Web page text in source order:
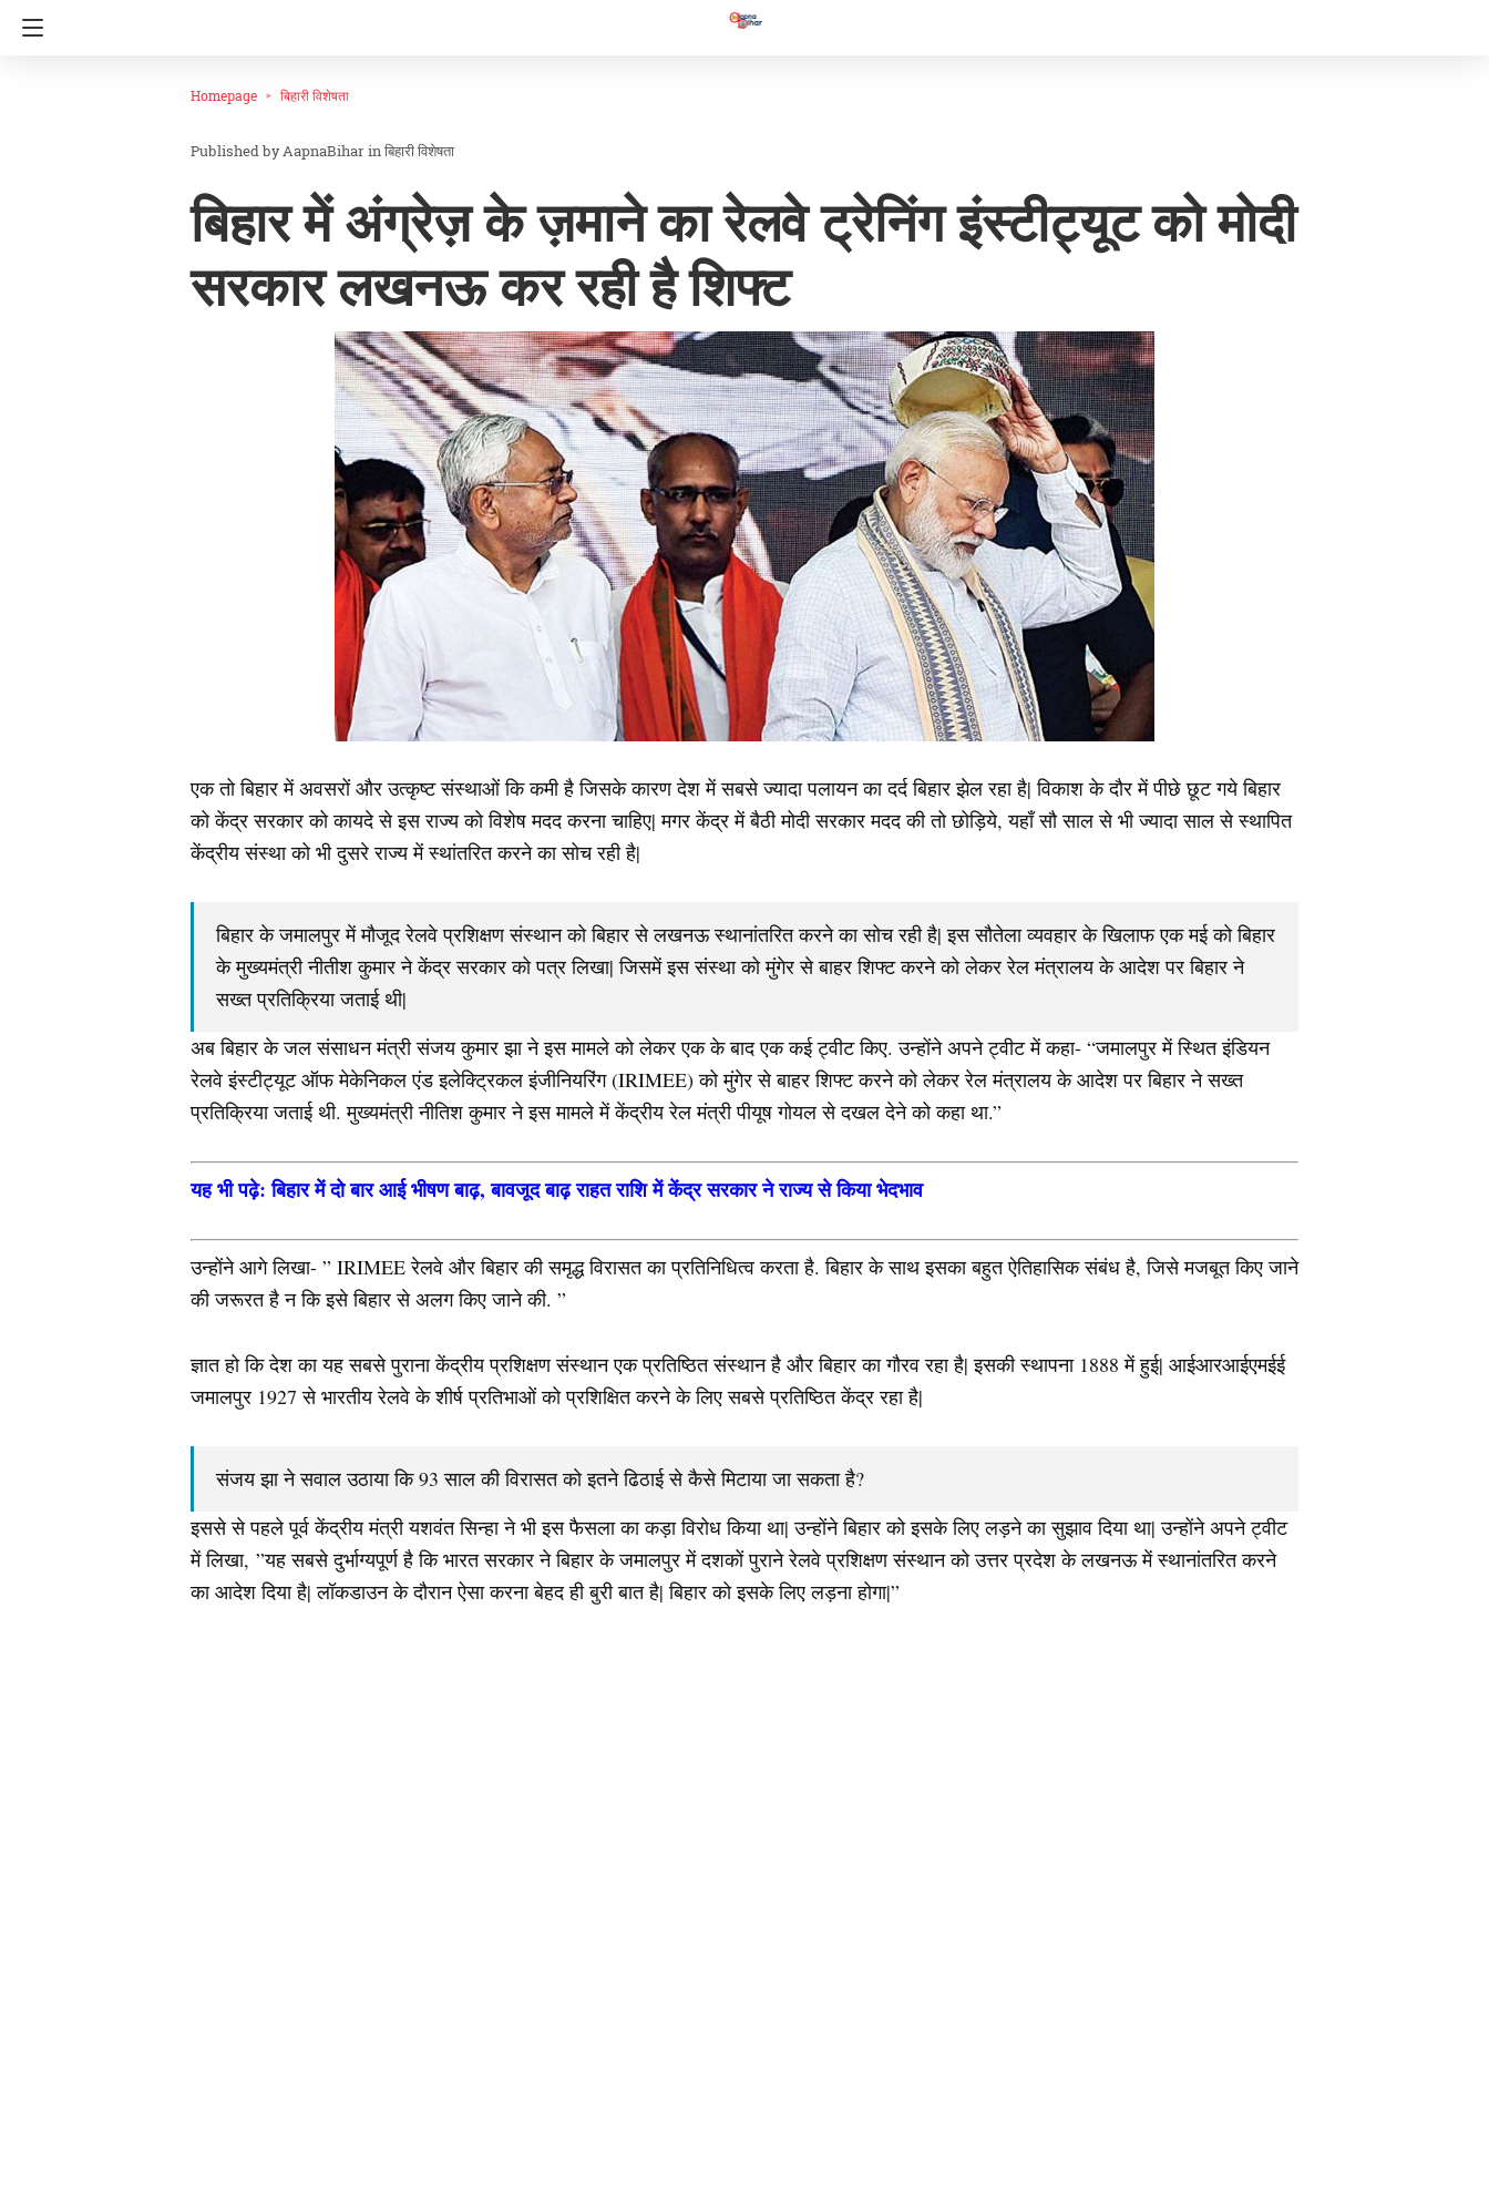
Homepage बिहारी विशेषता
AapnaBihar inबिहारी विशेषता
बिहार में अंग्रेज़ के ज़माने का रेलवे ट्रेनिंग इंस्टीट्यूट को मोदी
सरकार लखनऊ कर रही है शिफ्ट
एक तो बिहार में अवसरों और उत्कृष्ट संस्थाओं कि कमी है जिसके कारण देश में सबसे ज्यादा पलायन का दर्द बिहार झेल रहा है| विकाश के दौर में पीछे छूट गये बिहार
को केंद्र सरकार को कायदे से इस राज्य को विशेष मदद करना चाहिए| मगर केंद्र में बैठी मोदी सरकार मदद की तो छोड़िये, यहाँ सौ साल से भी ज्यादा साल से स्थापित
केंद्रीय संस्था को भी दुसरे राज्य में स्थांतरित करने का सोच रही है|
बिहार के जमालपुर में मौजूद रेलवे प्रशिक्षण संस्थान को बिहार से लखनऊ स्थानांतरित करने का सोच रही है| इस सौतेला व्यवहार के खिलाफ एक मई को बिहार
के मुख्यमंत्री नीतीश कुमार ने केंद्र सरकार को पत्र लिखा| जिसमें इस संस्था को मुंगेर से बाहर शिफ्ट करने को लेकर रेल मंत्रालय के आदेश पर बिहार ने
सख्त प्रतिक्रिया जताई थी|
अब बिहार के जल संसाधन मंत्री संजय कुमार झा ने इस मामले को लेकर एक के बाद एक कई ट्वीट किए. उन्होंने अपने ट्वीट में कहा- “जमालपुर में स्थित इंडियन
रेलवे इंस्टीट्यूट ऑफ मेकेनिकल एंड इलेक्ट्रिकल इंजीनियरिंग (IRIMEE) को मुंगेर से बाहर शिफ्ट करने को लेकर रेल मंत्रालय के आदेश पर बिहार ने सख्त
प्रतिक्रिया जताई थी. मुख्यमंत्री नीतिश कुमार ने इस मामले में केंद्रीय रेल मंत्री पीयूष गोयल से दखल देने को कहा था.”
यह भी पढ़े: बिहार में दो बार आई भीषण बाढ़, बावजूद बाढ़ राहत राशि में केंद्र सरकार ने राज्य से किया भेदभाव
उन्होंने आगे लिखा- ” IRIMEE रेलवे और बिहार की समृद्ध विरासत का प्रतिनिधित्व करता है. बिहार के साथ इसका बहुत ऐतिहासिक संबंध है, जिसे मजबूत किए जाने
की जरूरत है न कि इसे बिहार से अलग किए जाने की. ”
ज्ञात हो कि देश का यह सबसे पुराना केंद्रीय प्रशिक्षण संस्थान एक प्रतिष्ठित संस्थान है और बिहार का गौरव रहा है| इसकी स्थापना 1888 में हुई| आईआरआईएमईई
जमालपुर 1927 से भारतीय रेलवे के शीर्ष प्रतिभाओं को प्रशिक्षित करने के लिए सबसे प्रतिष्ठित केंद्र रहा है|
संजय झा ने सवाल उठाया कि 93 साल की विरासत को इतने ढिठाई से कैसे मिटाया जा सकता है?
इससे से पहले पूर्व केंद्रीय मंत्री यशवंत सिन्हा ने भी इस फैसला का कड़ा विरोध किया था| उन्होंने बिहार को इसके लिए लड़ने का सुझाव दिया था| उन्होंने अपने ट्वीट
में लिखा, ”यह सबसे दुर्भाग्यपूर्ण है कि भारत सरकार ने बिहार के जमालपुर में दशकों पुराने रेलवे प्रशिक्षण संस्थान को उत्तर प्रदेश के लखनऊ में स्थानांतरित करने
का आदेश दिया है| लॉकडाउन के दौरान ऐसा करना बेहद ही बुरी बात है| बिहार को इसके लिए लड़ना होगा|”